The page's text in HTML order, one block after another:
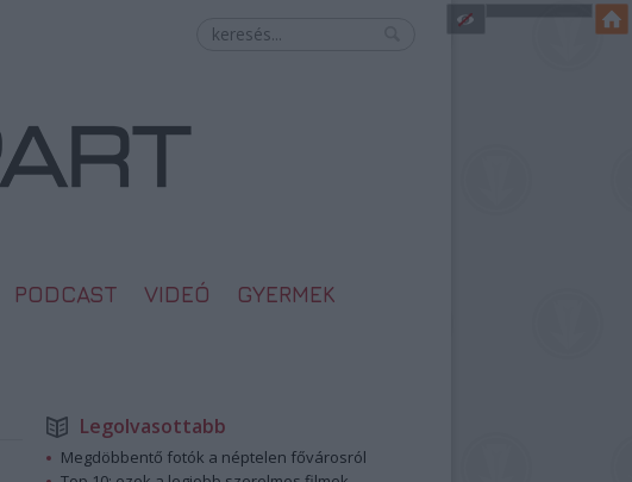
PODCAST VIDEÓ GYERMEK
Legolvasottabb
Megdöbbentő fotók a néptelen fővárosról